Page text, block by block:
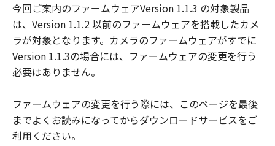
客様に譲渡あるいは許諾されるものではあ
りません。
(3) 「許諾ソフトウェア」には、オープン
ソースソフトウェアが含まれております。
かかるオープンソースソフトウェアに対し
わらず、キヤノンのデジタルカメラ製品の
オンラインマニュアルまたは機種仕様が記
載されたウェブページに記載されたオープ
今回ご案内のファームウェアVersion 1.1.3 の対象製品
は、Version 1.1.2 以前のファームウェアを搭載したカメ
ラが対象となります。カメラのファームウェアがすでに
Version 1.1.3の場合には、ファームウェアの変更を行う
必要はありません。
ファームウェアの変更を行う際には、このページを最後
までよくお読みになってからダウンロードサービスをご
利用ください。